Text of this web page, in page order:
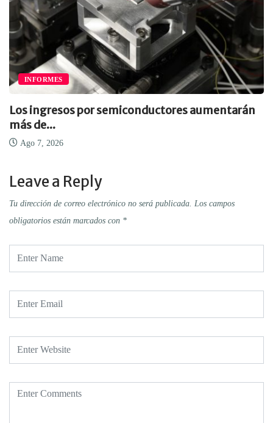
INFORMES
Los ingresos por semiconductores aumentarán
más de...
Ago 7, 2026
Leave a Reply
Tu dirección de correo electrónico no será publicada. Los campos
obligatorios están marcados con *